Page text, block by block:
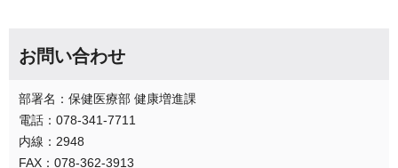
お問い合わせ
部署名：保健医療部 健康増進課
電話：078-341-7711
内線：2948
FAX：078-362-3913